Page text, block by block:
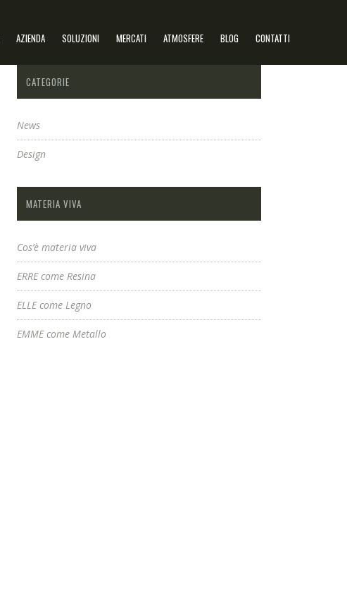
AZIENDA SOLUZIONI MERCATI ATMOSFERE BLOG CONTATTI
CATEGORIE
News
Design
MATERIA VIVA
Cos’è materia viva
ERRE come Resina
ELLE come Legno
EMME come Metallo